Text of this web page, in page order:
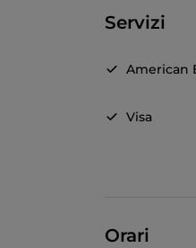
Servizi
American
Visa
Orari